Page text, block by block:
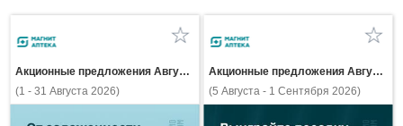
Акционные предложения Августа
(1 - 31 Августа 2026)
Акционные предложения Августа
(5 Августа - 1 Сентября 2026)